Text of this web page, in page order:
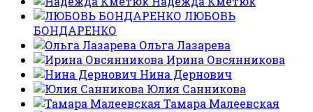
ЛЮБОВЬ
БОНДАРЕНКО
Ольга Лазарева
Ирина Овсянникова
Нина Дернович
Юлия Санникова
Тамара Малеевская